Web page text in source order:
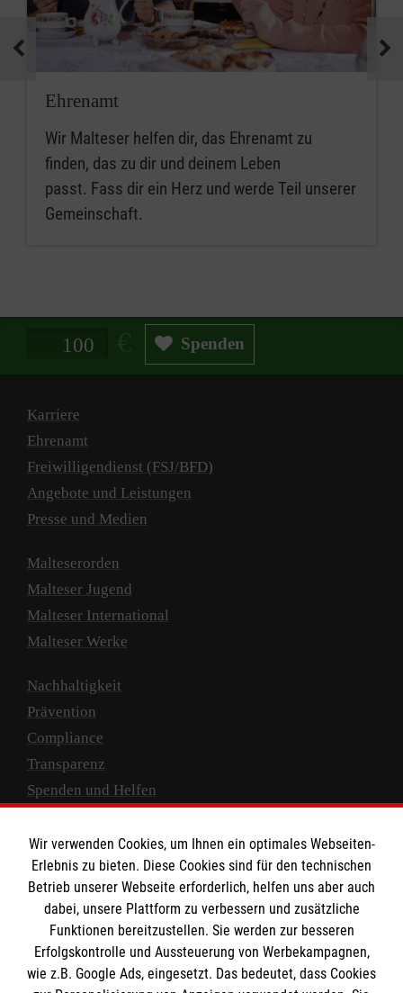
Ehrenamt
Wir Malteser helfen dir, das Ehrenamt zu
finden, das zu dir und deinem Leben
passt. Fass dir ein Herz und werde Teil unserer
Gemeinschaft.
Spendenbetrag in Euro Spenden
Karriere
Ehrenamt
Freiwilligendienst (FSJ/BFD)
Angebote und Leistungen
Presse und Medien
Malteserorden
Malteser Jugend
Malteser International
Malteser Werke
Nachhaltigkeit
Prävention
Compliance
Transparenz
Spenden und Helfen
Empfänger: Malteser Hilfsdienst e.V.
IBAN: DE10 3706 0120 1201 2000 12
BIC: GENODED 1PA7
Wir verwenden Cookies, um Ihnen ein optimales Webseiten-
Erlebnis zu bieten. Diese Cookies sind für den technischen
Betrieb unserer Webseite erforderlich, helfen uns aber auch
dabei, unsere Plattform zu verbessern und zusätzliche
Funktionen bereitzustellen. Sie werden zur besseren
Erfolgskontrolle und Aussteuerung von Werbekampagnen,
wie z.B. Google Ads, eingesetzt. Das bedeutet, dass Cookies